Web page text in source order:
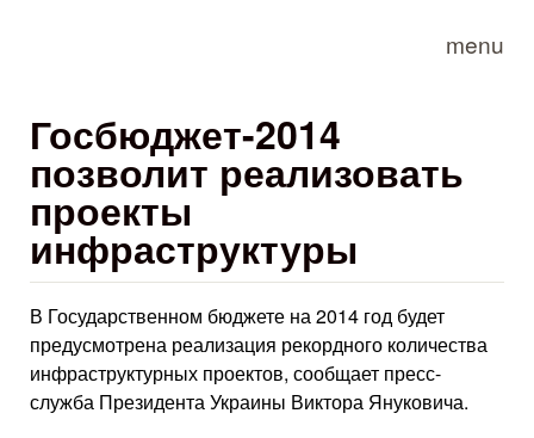
menu
Госбюджет-2014
позволит реализовать
проекты
инфраструктуры
В Государственном бюджете на 2014 год будет
предусмотрена реализация рекордного количества
инфраструктурных проектов, сообщает пресс-
служба Президента Украины Виктора Януковича.